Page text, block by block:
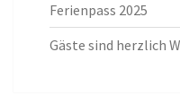
Ferienpass 2025
Gäste sind herzlich